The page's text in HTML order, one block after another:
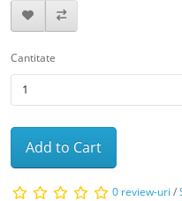
Cantitate
Add to Cart
0 review-uri /